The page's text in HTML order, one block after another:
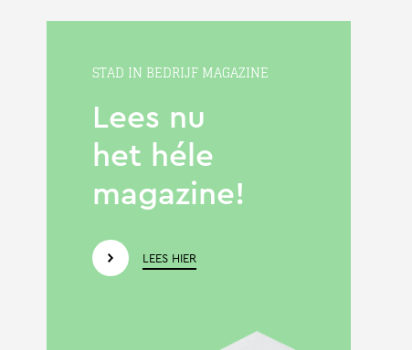
STAD IN BEDRIJF MAGAZINE
Lees nu
het héle
magazine!
LEES HIER